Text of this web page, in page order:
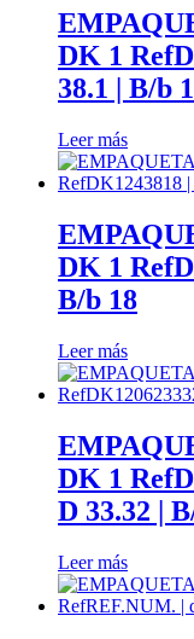
DK 1
38.1 | B/b
Leer más
DK 1
B/b 18
Leer más
DK 1
D 33.32 |
Leer más
algunas
funcionalidades
desaparecerán
de la web. Si
las aceptas, nos
ayuda.
Marketing
Al compartir
tus intereses y
comportamiento
mientras visitas
aumentas la
posibilidad de
ver contenido y
personalizados.
Así verás lo que
realmente te
interesa.